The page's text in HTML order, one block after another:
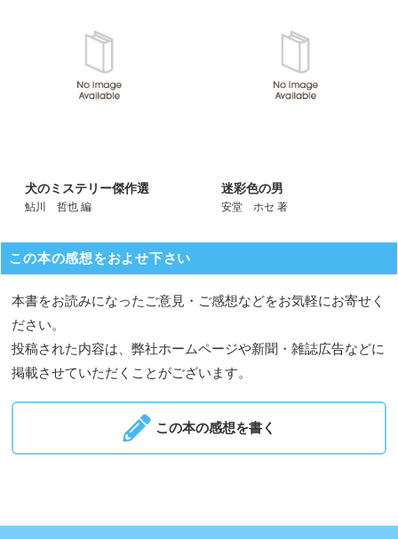
犬のミステリー傑作選
鮎川 哲也 編
迷彩色の男
安堂 ホセ 著
この本の感想をおよせ下さい
本書をお読みになったご意見・ご感想などをお気軽にお寄せく
ださい。
投稿された内容は、弊社ホームページや新聞・雑誌広告などに
掲載させていただくことがございます。
この本の感想を書く